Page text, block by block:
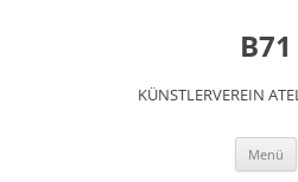
B71
KÜNSTLERVEREIN
Menü